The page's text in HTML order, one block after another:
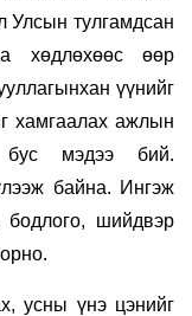
Улсын тулгамдсан
хөдлөхөөс өөр
үүнийг
хамгаалах ажлын
бус мэдээ бий.
байна. Ингэж
шийдвэр
усны үнэ цэнийг